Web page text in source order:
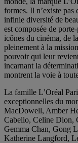
formes. Il n’existe pas
infinie diversité de
est composée de
icônes du cinéma, de
pleinement à la
pouvoir qui leur
incarnant la
montrent la voie à
La famille L’Oréal
exceptionnelles du
MacDowell, Amber
Cabello, Celine Dion,
Gemma Chan, Gong
Katherine Langford,